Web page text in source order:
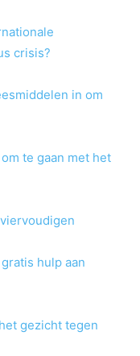
crisis?
in om
te gaan met het
hulp aan
gezicht tegen